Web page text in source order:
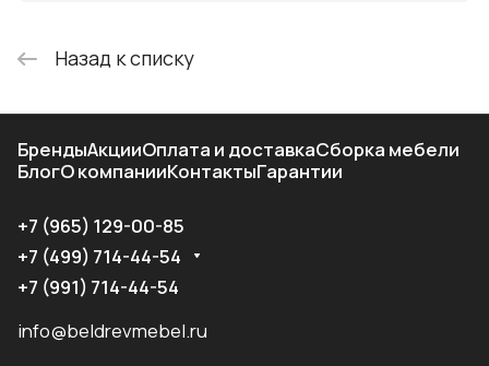
Назад к списку
БрендыАкцииОплата и доставкаСборка мебели
БлогО компанииКонтактыГарантии
+7 (965) 129-00-85
+7 (499) 714-44-54
+7 (991) 714-44-54
info@beldrevmebel.ru